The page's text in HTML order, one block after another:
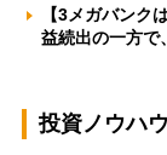
【3メガバンク
益続出の一方
投資ノウハ